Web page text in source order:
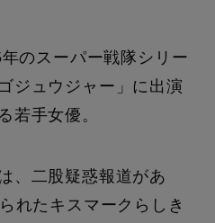
のスーパー戦隊シリー
ジュウジャー」に出演
若手女優。
、二股疑惑報道があ
れたキスマークらしき